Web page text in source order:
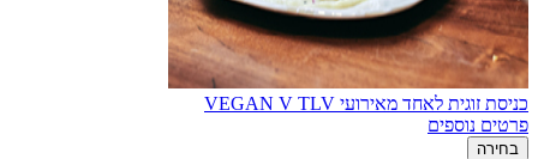
כניסת זוגית לאחד מאירועי VEGAN V TLV
פרטים נוספים
בחירה